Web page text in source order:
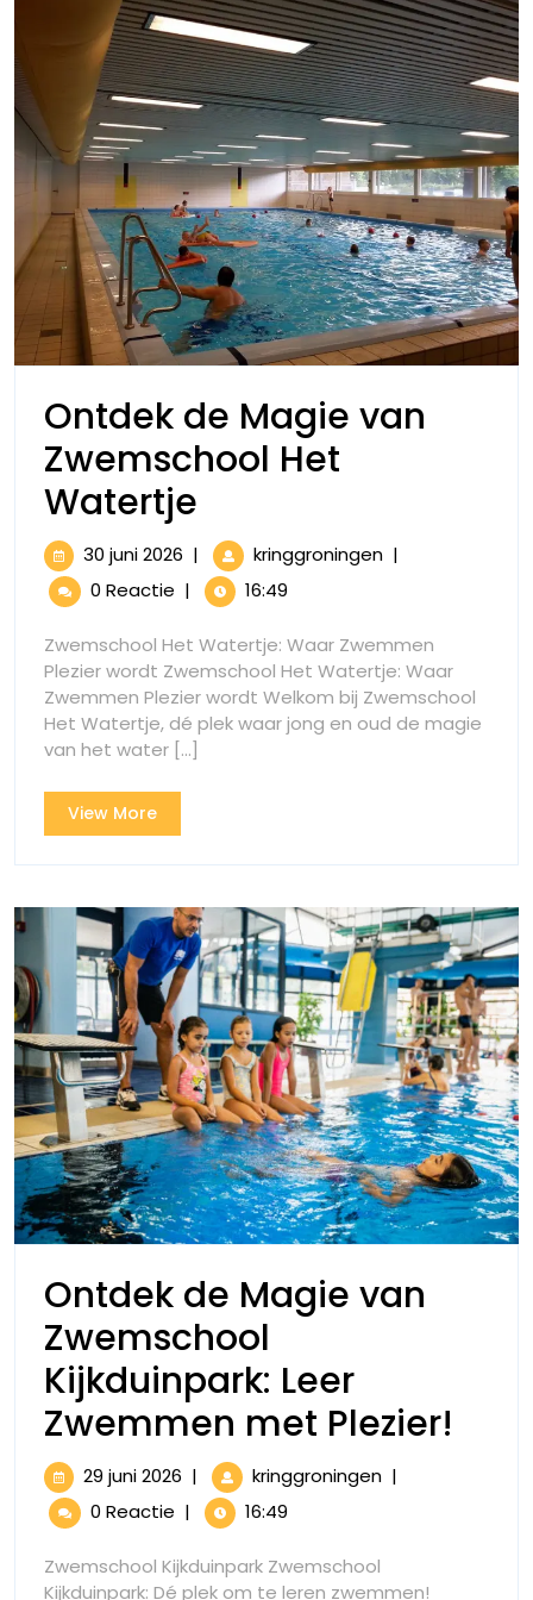
Ontdek de Magie van
Zwemschool Het
Watertje
de
Magie
van
Zwemschool
Het
30 juni 2026 30
juni
2026
| kringgroningenOntdek
Zwemschool
Het
Watertje
|
0 Reactie | 16:49
Zwemschool Het Watertje: Waar Zwemmen
Plezier wordt Zwemschool Het Watertje: Waar
Zwemmen Plezier wordt Welkom bij Zwemschool
Het Watertje, dé plek waar jong en oud de magie
van het water [...]
View MoreView
More
Ontdek de Magie van
Zwemschool
Kijkduinpark: Leer
Zwemmen met Plezier!
29 juni 2026 29
juni
2026
| kringgroningenOntdek
|
0 Reactie | 16:49
Zwemschool Kijkduinpark Zwemschool
Kijkduinpark: Dé plek om te leren zwemmen!